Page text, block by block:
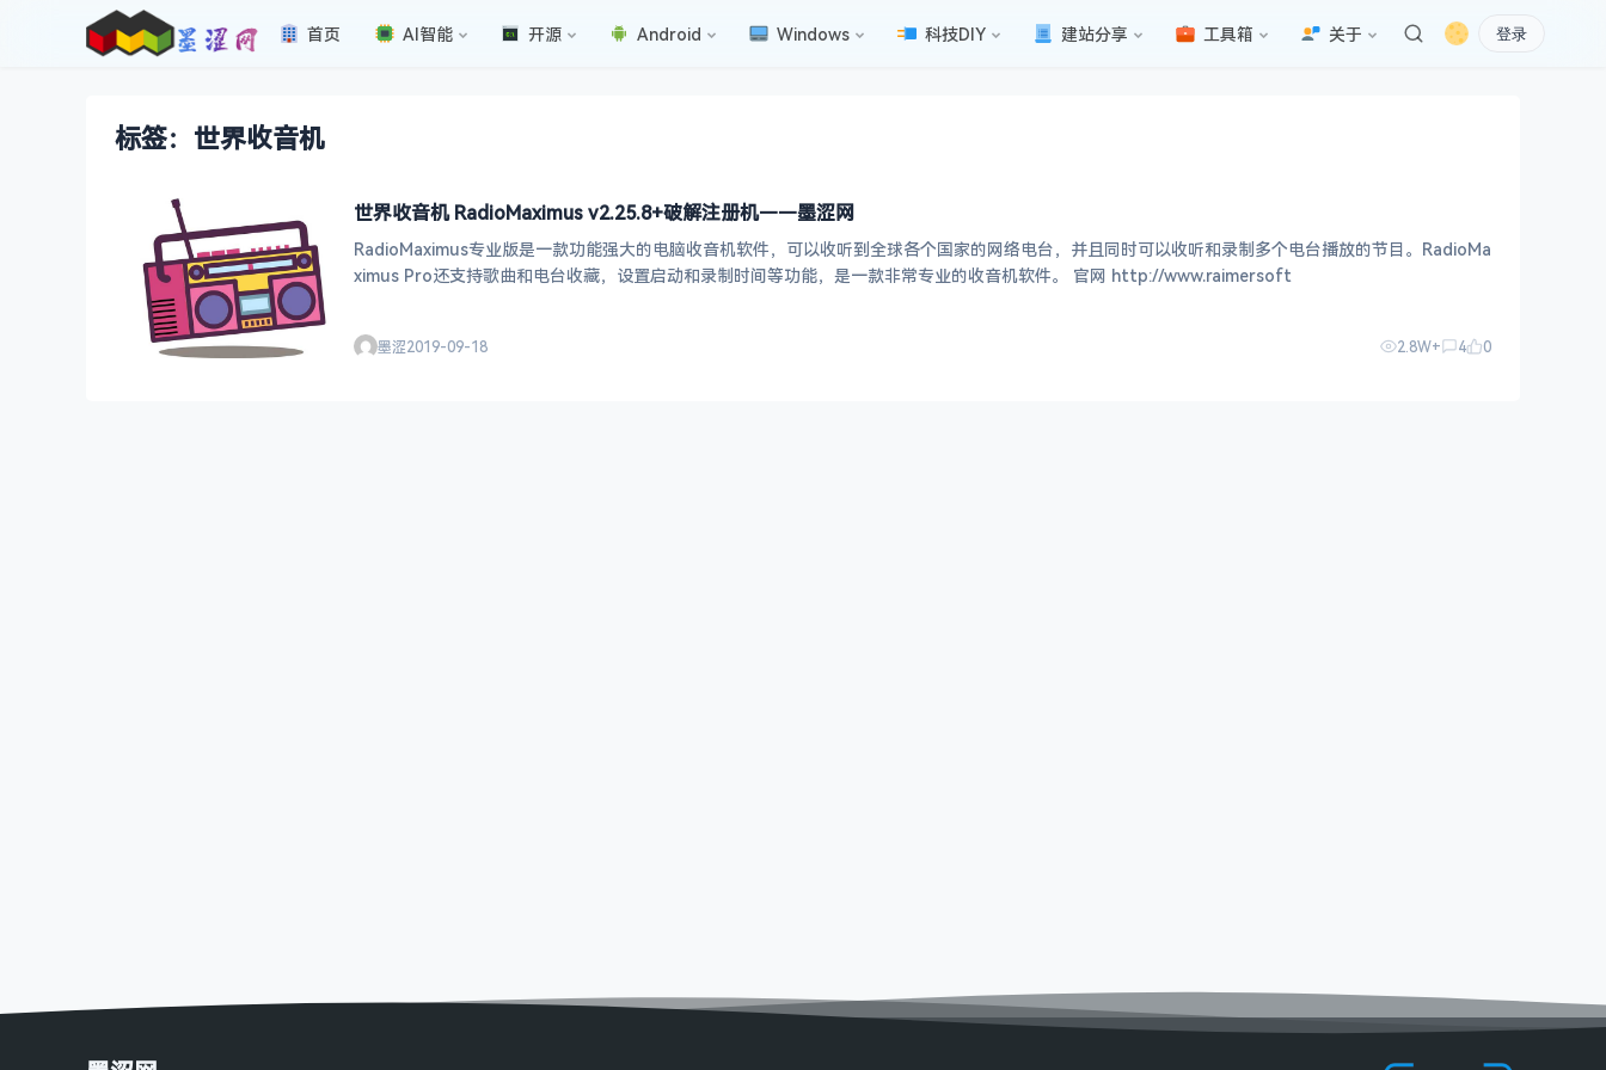
首页 AI智能 开源 Android Windows 科技DIY 建站分享 工具箱 关于 登录
标签：世界收音机
世界收音机 RadioMaximus v2.25.8+破解注册机——墨涩网
RadioMaximus专业版是一款功能强大的电脑收音机软件，可以收听到全球各个国家的网络电台，并且同时可以收听和录制多个电台播放的节目。RadioMa
ximus Pro还支持歌曲和电台收藏，设置启动和录制时间等功能，是一款非常专业的收音机软件。 官网 http://www.raimersoft
墨涩2019-09-18 2.8W+ 4 0